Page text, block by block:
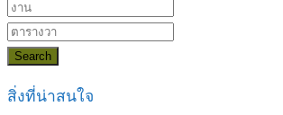
Search
สิ่งที่น่าสนใจ